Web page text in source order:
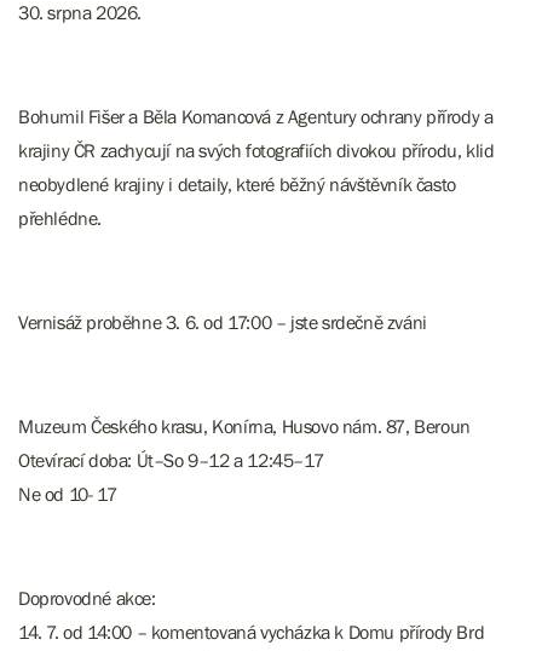
30. srpna 2026.
Bohumil Fišer a Běla Komancová z Agentury ochrany přírody a
krajiny ČR zachycují na svých fotografiích divokou přírodu, klid
neobydlené krajiny i detaily, které běžný návštěvník často
přehlédne.
Vernisáž proběhne 3. 6. od 17:00 – jste srdečně zváni ​​​​​​​
​​​​​​Muzeum Českého krasu, Konírna, Husovo nám. 87, Beroun
Otevírací doba: Út–So 9–12 a 12:45–17
Ne od 10- 17
Doprovodné akce:
14. 7. od 14:00 – komentovaná vycházka k Domu přírody Brd